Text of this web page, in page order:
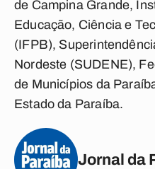
de Campina Grande,
Educação, Ciência e
(IFPB),
Nordeste (SUDENE),
de Municípios da
Estado da Paraíba.
Jornal da